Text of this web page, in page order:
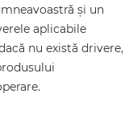
şi un
aplicabile
nu există drivere,